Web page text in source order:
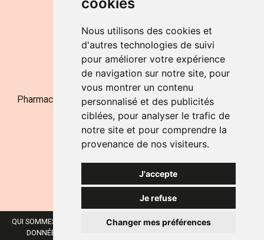
Nous utilisons des cookies et
d'autres technologies de suivi
pour améliorer votre expérience
de navigation sur notre site, pour
vous montrer un contenu
personnalisé et des publicités
ciblées, pour analyser le trafic de
notre site et pour comprendre la
provenance de nos visiteurs.
J'accepte
Je refuse
Changer mes préférences
LE SAMEDI
de 9h à 12h30
NOUS CONTACTER
Pharmacie Jufarma - Fatima Abachra - APB 521704 - N°
Entreprise BE0882-700-592
QUI SOMMES-NOUS ? NOS MARQUES MENTIONS LÉGALES
DONNÉES PERSONNELLES